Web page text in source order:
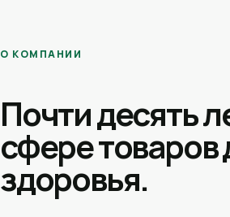
О КОМПАНИИ
Почти десять
сфере товаров
здоровья.